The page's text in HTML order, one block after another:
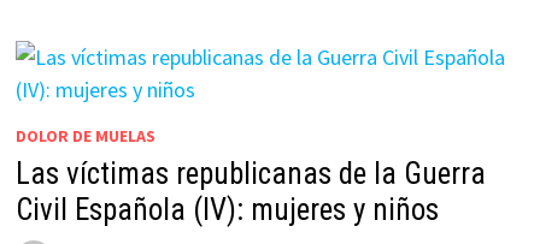
DOLOR DE MUELAS
Las víctimas republicanas de la Guerra
Civil Española (IV): mujeres y niños